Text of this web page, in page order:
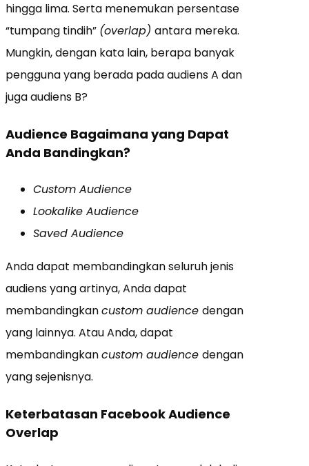
hingga lima. Serta menemukan persentase
“tumpang tindih” (overlap) antara mereka.
Mungkin, dengan kata lain, berapa banyak
pengguna yang berada pada audiens A dan
juga audiens B?
Audience Bagaimana yang Dapat
Anda Bandingkan?
Custom Audience
Lookalike Audience
Saved Audience
Anda dapat membandingkan seluruh jenis
audiens yang artinya, Anda dapat
membandingkancustom audience dengan
yang lainnya. Atau Anda, dapat
membandingkancustom audience dengan
yang sejenisnya.
Keterbatasan Facebook Audience
Overlap